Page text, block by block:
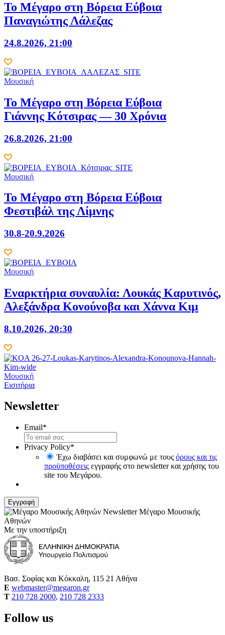
Το Μέγαρο στη Βόρεια Εύβοια
Παναγιώτης Λάλεζας
24.8.2026, 21:00
Μουσική
Το Μέγαρο στη Βόρεια Εύβοια
Γιάννης Κότσιρας — 30 Χρόνια
26.8.2026, 21:00
Μουσική
Το Μέγαρο στη Βόρεια Εύβοια
Φεστιβάλ της Λίμνης
30.8-20.9.2026
Μουσική
Εναρκτήρια συναυλία: Λουκάς Καρυτινός,
Αλεξάνδρα Κονούνοβα και Χάννα Κιμ
8.10.2026, 20:30
Μουσική
Εισιτήρια
Newsletter
Email*
Privacy Policy*
Έχω διαβάσει και συμφωνώ με τους όρους και τις
προϋποθέσεις εγγραφής στο newsletter και χρήσης του
site του Μεγάρου.
Μέγαρο Μουσικής
Αθηνών
Με την υποστήριξη
Βασ. Σοφίας και Κόκκαλη, 115 21 Αθήνα
E webmaster@megaron.gr
T 210 728 2000, 210 728 2333
Follow us